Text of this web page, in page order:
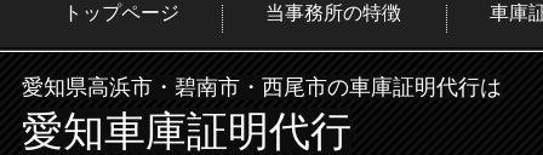
トップページ 当事務所の特徴 車庫
愛知県高浜市・碧南市・西尾市の車庫証明代行は
愛知車庫証明代行